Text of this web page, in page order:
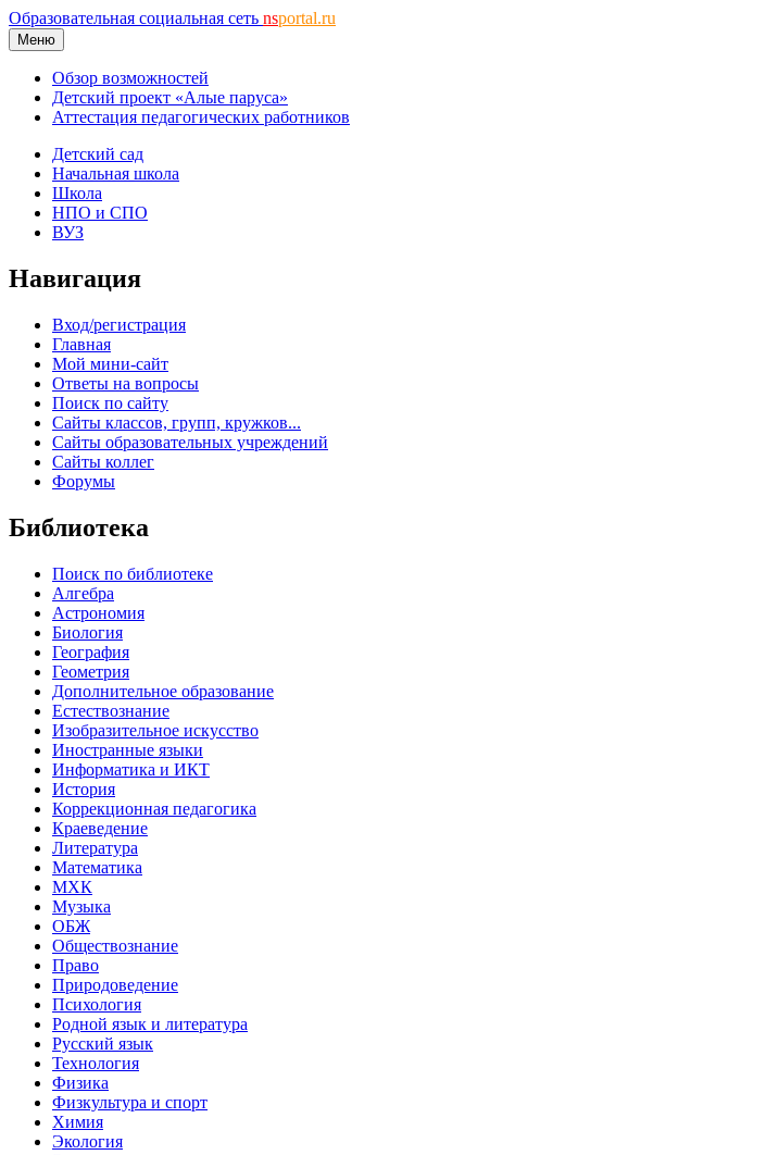
Образовательная социальная сеть nsportal.ru
Меню
Обзор возможностей
Детский проект «Алые паруса»
Аттестация педагогических работников
Детский сад
Начальная школа
Школа
НПО и СПО
ВУЗ
Навигация
Вход/регистрация
Главная
Мой мини-сайт
Ответы на вопросы
Поиск по сайту
Сайты классов, групп, кружков...
Сайты образовательных учреждений
Сайты коллег
Форумы
Библиотека
Поиск по библиотеке
Алгебра
Астрономия
Биология
География
Геометрия
Дополнительное образование
Естествознание
Изобразительное искусство
Иностранные языки
Информатика и ИКТ
История
Коррекционная педагогика
Краеведение
Литература
Математика
МХК
Музыка
ОБЖ
Обществознание
Право
Природоведение
Психология
Родной язык и литература
Русский язык
Технология
Физика
Физкультура и спорт
Химия
Экология